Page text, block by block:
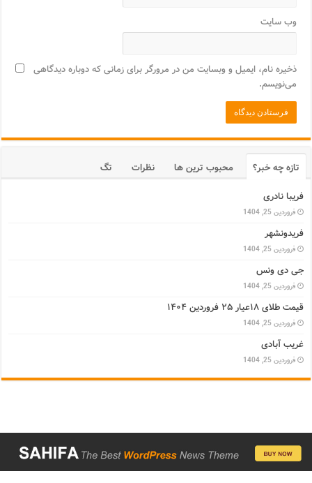
وب‌ سایت
ذخیره نام، ایمیل و وبسایت من در مرورگر برای زمانی که دوباره دیدگاهی
می‌نویسم.
تازه چه خبر؟ محبوب ترین ها نظرات
تگ
فریبا نادری
فروردین 25, 1404
فریدونشهر
فروردین 25, 1404
جی دی ونس
فروردین 25, 1404
قیمت طلای ۱۸عیار ۲۵ فروردین ۱۴۰۴
فروردین 25, 1404
غریب آبادی
فروردین 25, 1404